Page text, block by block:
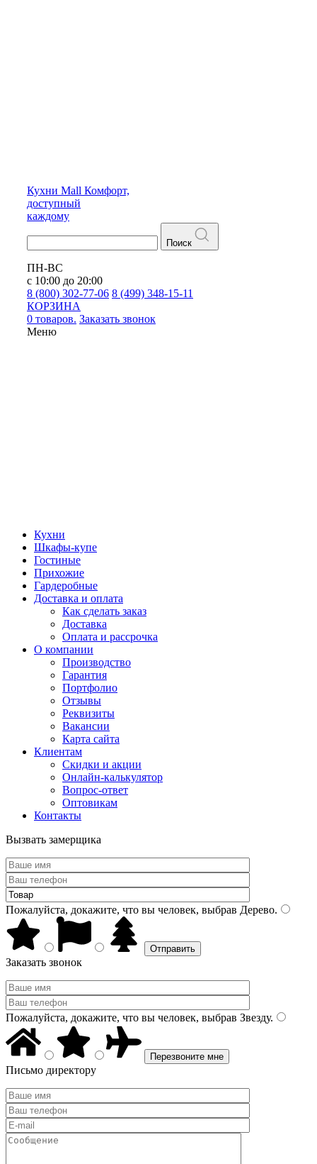
Кухни Mall Комфорт,
доступный
каждому
Поиск
ПН-ВС
с 10:00 до 20:00
8 (800) 302-77-06 8 (499) 348-15-11
КОРЗИНА
0 товаров. Заказать звонок
Меню
Кухни
Шкафы-купе
Гостиные
Прихожие
Гардеробные
Доставка и оплата
Как сделать заказ
Доставка
Оплата и рассрочка
О компании
Производство
Гарантия
Портфолио
Отзывы
Реквизиты
Вакансии
Карта сайта
Клиентам
Скидки и акции
Онлайн-калькулятор
Вопрос-ответ
Оптовикам
Контакты
Вызвать замерщика
Пожалуйста, докажите, что вы человек, выбрав Дерево.
Заказать звонок
Пожалуйста, докажите, что вы человек, выбрав Звезду.
Письмо директору